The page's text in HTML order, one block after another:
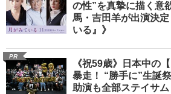
の性”を真摯に描く意
馬・吉田羊が出演決
いる』》
PR
《祝59歳》日本中の
暴走！ “勝手に”生誕
助演も全部ステイサム